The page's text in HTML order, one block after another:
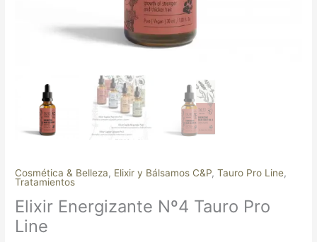
Cosmética & Belleza, ⁠Elixir y Bálsamos C&P,Tauro Pro Line,
Tratamientos
Elixir Energizante Nº4 Tauro Pro
Line